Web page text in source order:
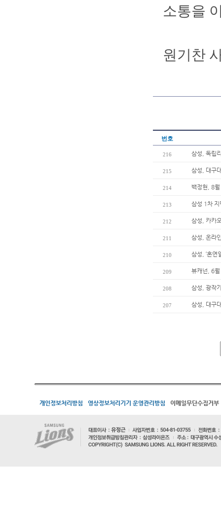
소통을
원기찬
번호
216 삼성, 독립
215 삼성, 대구
214 백정현, 8
213 삼성 1차 지
212 삼성, 카카
211 삼성, 온라
210 삼성, ‘혼연
209 뷰캐넌, 6
208 삼성, 광작
207 삼성, 대구
개인정보처리방침 영상정보처리기기 운영관리방침 이메일무단수집거부